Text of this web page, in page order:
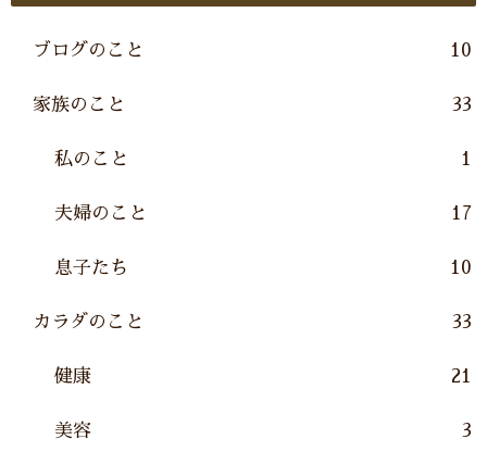
ブログのこと 10
家族のこと 33
私のこと 1
夫婦のこと 17
息子たち 10
カラダのこと 33
健康 21
美容 3